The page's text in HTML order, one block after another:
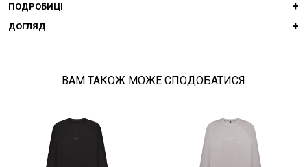
ПОДРОБИЦІ
ДОГЛЯД
ВАМ ТАКОЖ МОЖЕ СПОДОБАТИСЯ